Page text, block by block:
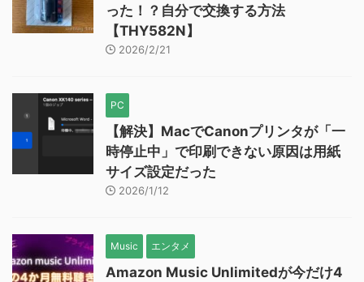
った！？自分で交換する方法
【THY582N】
2026/2/21
PC
【解決】MacでCanonプリンタが「一
時停止中」で印刷できない原因は用紙
サイズ設定だった
2026/1/12
Music エンタメ
Amazon Music Unlimitedが今だけ4